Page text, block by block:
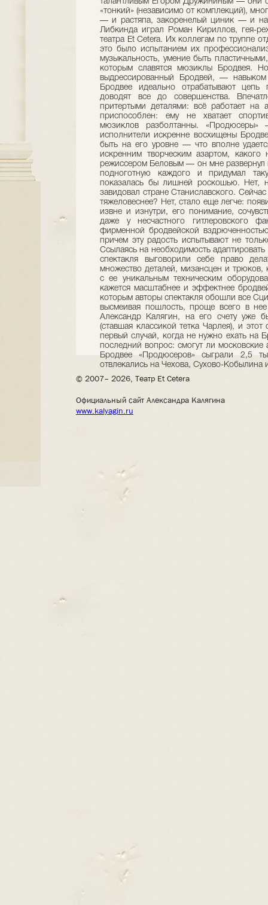
«тонкий» (независимо от комплекций),
— и растяпа, закоренелый циник — и
Либкинда играл Роман Кириллов, гея-
театра Et Cetera. Их коллегам по труппе
это было испытанием их
музыкальность, умение быть
которым славятся мюзиклы Бродвея.
выдрессированный Бродвей, —
Бродвее идеально отрабатывают
доводят все до совершенства.
притертыми деталями: всё работает на
приспособлен: ему не хватает
мюзиклов разболтанны.
исполнители искренне восхищены
быть на его уровне — что вполне
искренним творческим азартом,
режиссером Беловым — он мне
подноготную каждого и придумал
показалась бы лишней роскошью. Нет,
завидовал стране Станиславского.
тяжеловеснее? Нет, стало еще легче:
извне и изнутри, его понимание,
даже у несчастного гитлеровского
фирменной бродвейской
причем эту радость испытывают не
Ссылаясь на необходимость
спектакля выговорили себе право
множество деталей, мизансцен и трюков,
с ее уникальным техническим
кажется масштабнее и эффектнее
которым авторы спектакля обошли все
высмеивая пошлость, проще всего в
Александр Калягин, на его счету уже
(ставшая классикой тетка Чарлея), и
первый случай, когда не нужно ехать
последний вопрос: смогут ли
Бродвее «Продюсеров» сыграли 2,5
отвлекались на Чехова, Сухово-Кобылина
© 2007– 2026, Театр Et Cetera
Официальный сайт Александра Калягина
www.kalyagin.ru